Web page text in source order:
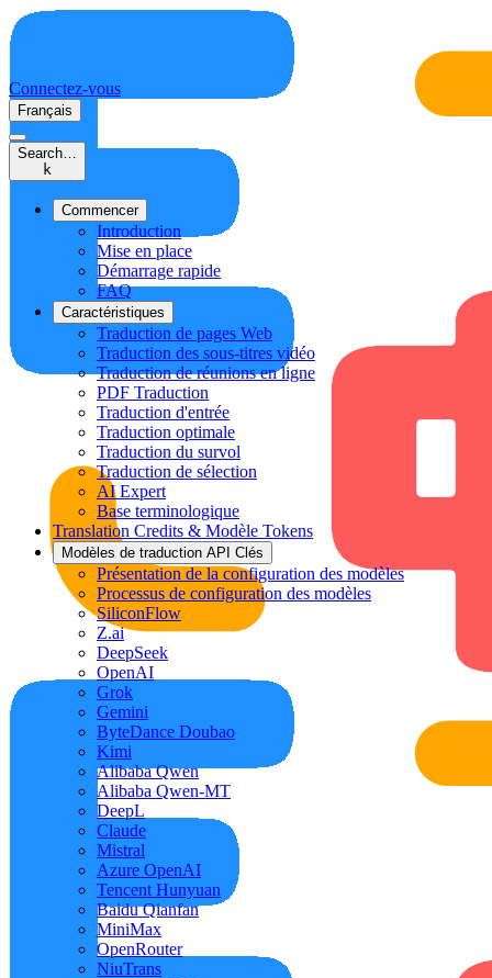
Connectez-vous
Français
Search…
k
Commencer
Introduction
Mise en place
Démarrage rapide
FAQ
Caractéristiques
Traduction de pages Web
Traduction des sous-titres vidéo
Traduction de réunions en ligne
PDF Traduction
Traduction d'entrée
Traduction optimale
Traduction du survol
Traduction de sélection
AI Expert
Base terminologique
Translation Credits & Modèle Tokens
Modèles de traduction API Clés
Présentation de la configuration des modèles
Processus de configuration des modèles
SiliconFlow
Z.ai
DeepSeek
OpenAI
Grok
Gemini
ByteDance Doubao
Kimi
Alibaba Qwen
Alibaba Qwen-MT
DeepL
Claude
Mistral
Azure OpenAI
Tencent Hunyuan
Baidu Qianfan
MiniMax
OpenRouter
NiuTrans